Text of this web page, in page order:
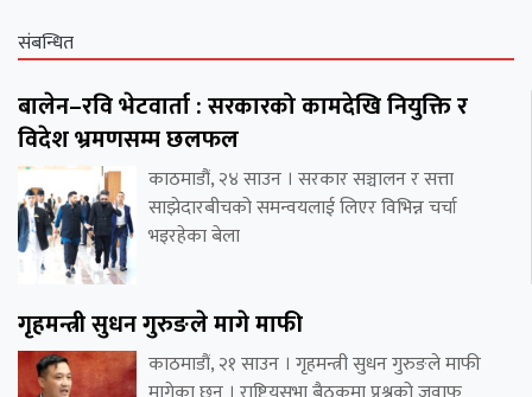
संबन्धित
बालेन–रवि भेटवार्ता : सरकारको कामदेखि नियुक्ति र
विदेश भ्रमणसम्म छलफल
काठमाडौं, २४ साउन । सरकार सञ्चालन र सत्ता
साझेदारबीचको समन्वयलाई लिएर विभिन्न चर्चा
भइरहेका बेला
गृहमन्त्री सुधन गुरुङले मागे माफी
काठमाडौं, २१ साउन । गृहमन्त्री सुधन गुरुङले माफी